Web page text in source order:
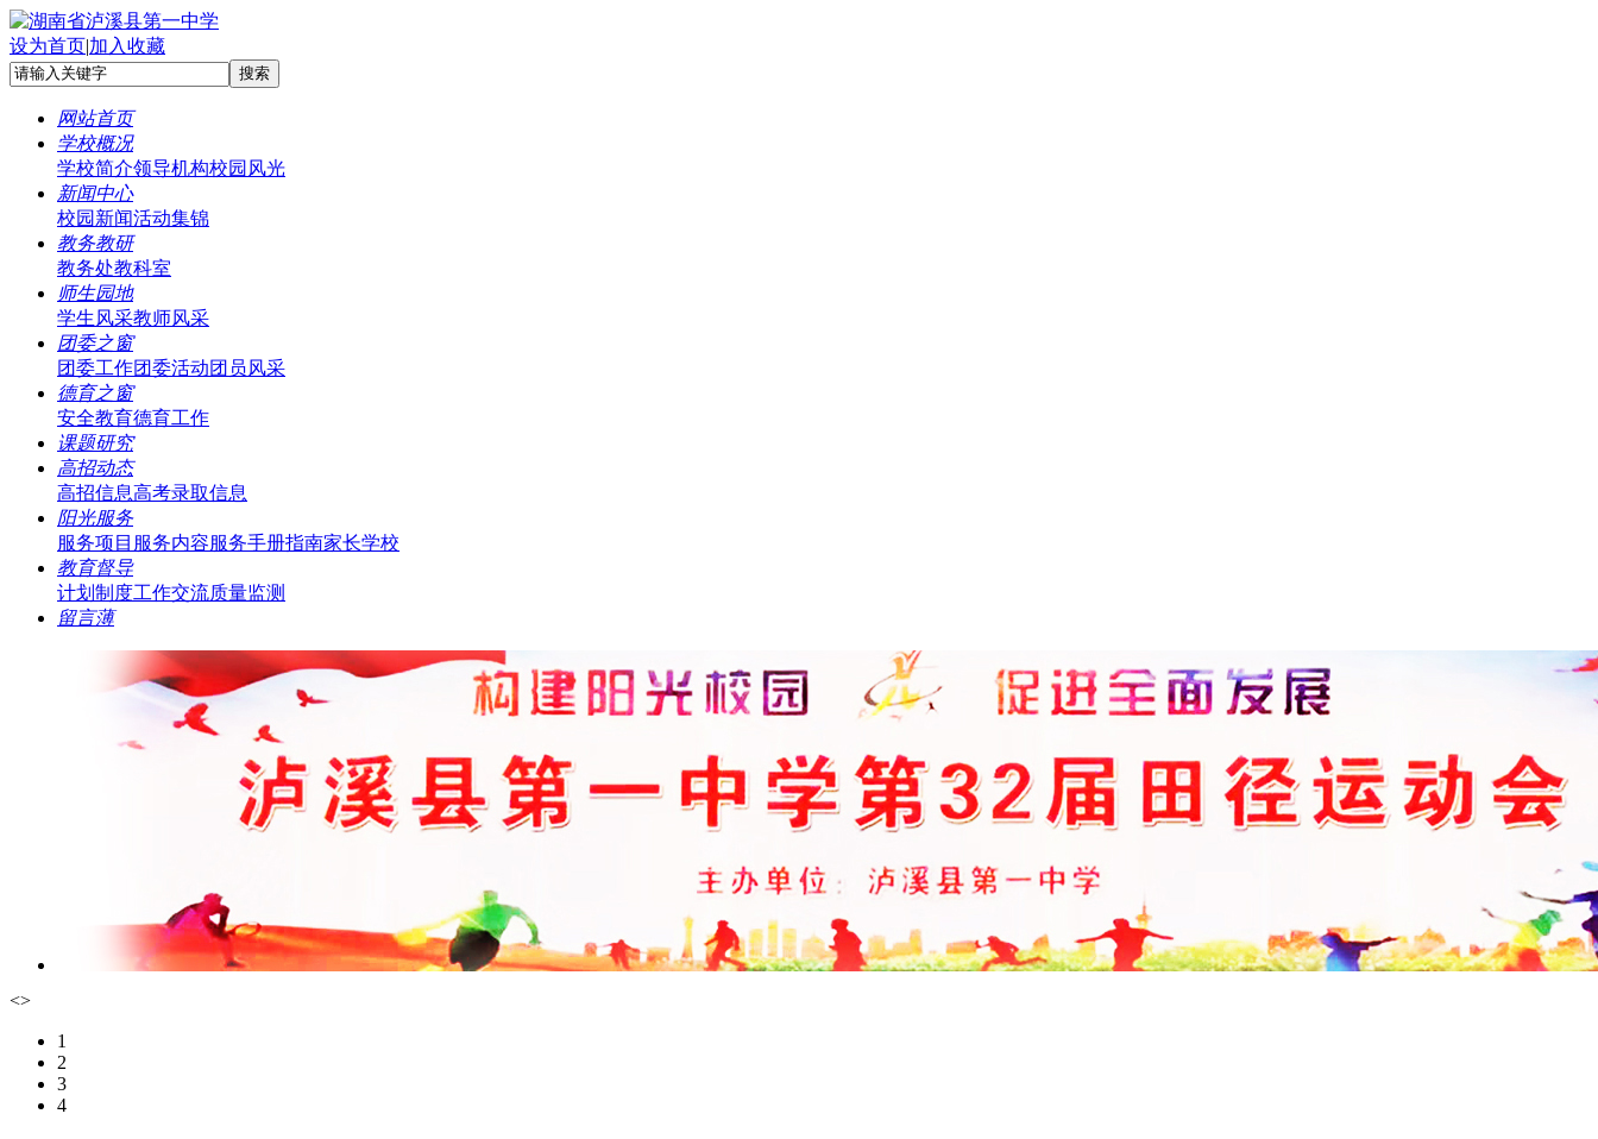
设为首页|加入收藏
网站首页
学校概况
学校简介领导机构校园风光
新闻中心
校园新闻活动集锦
教务教研
教务处教科室
师生园地
学生风采教师风采
团委之窗
团委工作团委活动团员风采
德育之窗
安全教育德育工作
课题研究
高招动态
高招信息高考录取信息
阳光服务
服务项目 服务内容服务手册指南家长学校
教育督导
计划制度工作交流质量监测
留言薄
<>
1
2
3
4